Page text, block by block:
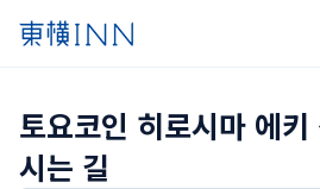
토요코인 히로시마 에
시는 길